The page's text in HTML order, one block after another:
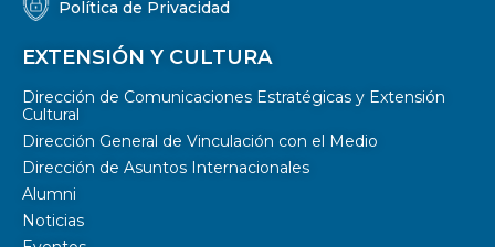
Política de Privacidad
EXTENSIÓN Y CULTURA
Dirección de Comunicaciones Estratégicas y Extensión
Cultural
Dirección General de Vinculación con el Medio
Dirección de Asuntos Internacionales
Alumni
Noticias